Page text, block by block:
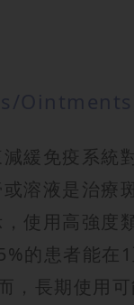
緩免疫系統
溶液是治療
使用高強度
的患者能在
，長期使用